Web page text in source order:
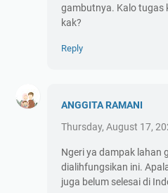
gambutnya. Kalo tugas
kak?
Reply
ANGGITA RAMANI
Thursday, August 17,
Ngeri ya dampak lahan
dialihfungsikan ini.
juga belum selesai di